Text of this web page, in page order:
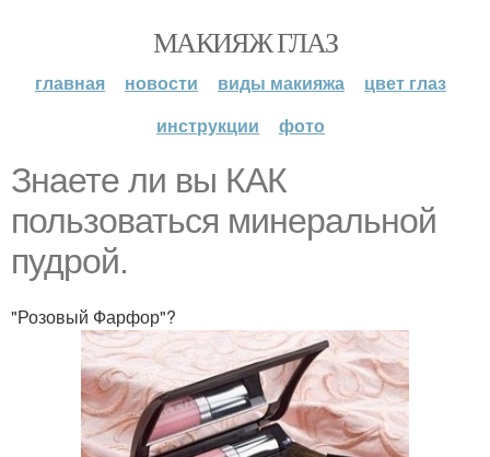
МАКИЯЖ ГЛАЗ
главная новости виды макияжа
цвет глаз
инструкции
фото
Знаете ли вы КАК
пользоваться минеральной
пудрой.
"Розовый Фарфор"?